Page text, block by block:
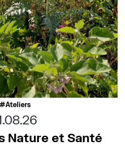
Ateliers
Nature et Santé